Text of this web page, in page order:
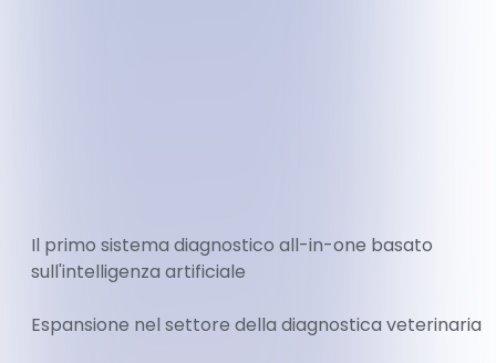
Il primo sistema diagnostico all-in-one basato
sull'intelligenza artificiale
Espansione nel settore della diagnostica veterinaria